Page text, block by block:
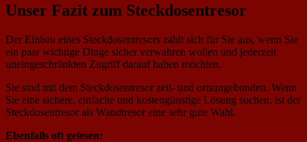
Unser Fazit zum Steckdosentresor
Der Einbau eines Steckdosentresors zahlt sich für Sie aus, wenn Sie
ein paar wichtige Dinge sicher verwahren wollen und jederzeit
uneingeschränkten Zugriff darauf haben möchten.
Sie sind mit dem Steckdosentresor zeit- und ortsungebunden. Wenn
Sie eine sichere, einfache und kostengünstige Lösung suchen, ist der
Steckdosentresor als Wandtresor eine sehr gute Wahl.
Ebenfalls oft gelesen: